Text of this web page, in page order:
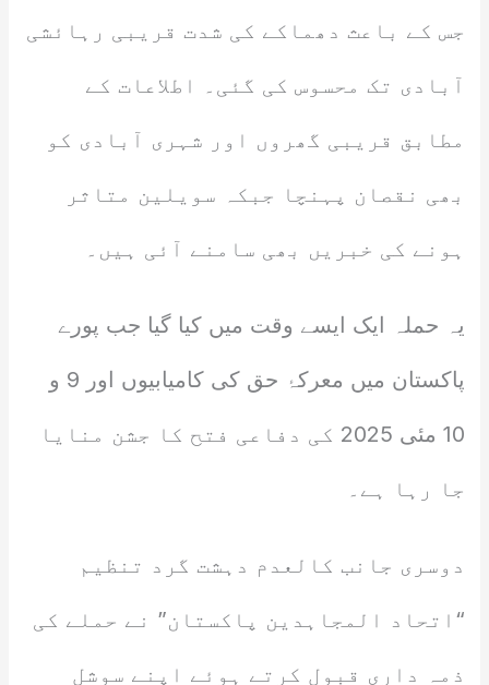
جس کے باعث دھماکے کی شدت قریبی رہائشی
آبادی تک محسوس کی گئی۔ اطلاعات کے
مطابق قریبی گھروں اور شہری آبادی کو
بھی نقصان پہنچا جبکہ سویلین متاثر
ہونے کی خبریں بھی سامنے آئی ہیں۔
یہ حملہ ایک ایسے وقت میں کیا گیا جب پورے
پاکستان میں معرکۂ حق کی کامیابیوں اور 9 و
10 مئی 2025 کی دفاعی فتح کا جشن منایا
جا رہا ہے۔
دوسری جانب کالعدم دہشت گرد تنظیم
“اتحاد المجاہدین پاکستان” نے حملے کی
ذمہ داری قبول کرتے ہوئے اپنے سوشل